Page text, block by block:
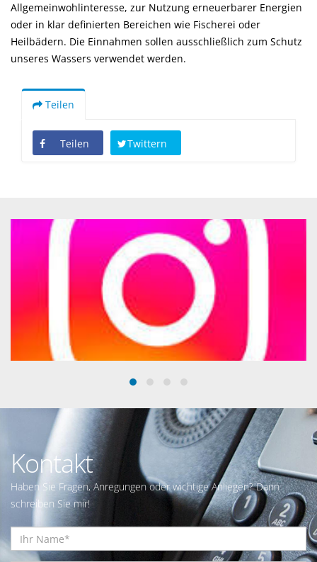
Allgemeinwohlinteresse, zur Nutzung erneuerbarer Energien
oder in klar definierten Bereichen wie Fischerei oder
Heilbädern. Die Einnahmen sollen ausschließlich zum Schutz
unseres Wassers verwendet werden.
Teilen
Teilen Twittern
Kontakt
Haben Sie Fragen, Anregungen oder wichtige Anliegen? Dann
schreiben Sie mir!